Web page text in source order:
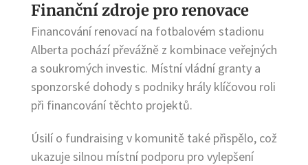
Finanční zdroje pro renovace
Financování renovací na fotbalovém stadionu
Alberta pochází převážně z kombinace veřejných
a soukromých investic. Místní vládní granty a
sponzorské dohody s podniky hrály klíčovou roli
při financování těchto projektů.
Úsilí o fundraising v komunitě také přispělo, což
ukazuje silnou místní podporu pro vylepšení